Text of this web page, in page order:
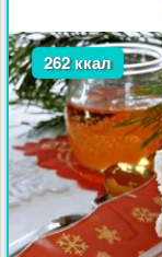
262 ккал